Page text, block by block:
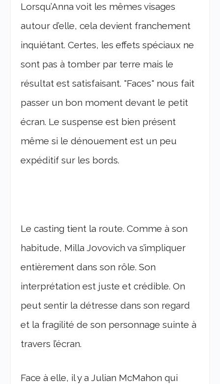
Lorsqu’Anna voit les mêmes visages
autour d’elle, cela devient franchement
inquiétant. Certes, les effets spéciaux ne
sont pas à tomber par terre mais le
résultat est satisfaisant. "Faces" nous fait
passer un bon moment devant le petit
écran. Le suspense est bien présent
même si le dénouement est un peu
expéditif sur les bords.
Le casting tient la route. Comme à son
habitude, Milla Jovovich va s’impliquer
entièrement dans son rôle. Son
interprétation est juste et crédible. On
peut sentir la détresse dans son regard
et la fragilité de son personnage suinte à
travers l’écran.
Face à elle, il y a Julian McMahon qui